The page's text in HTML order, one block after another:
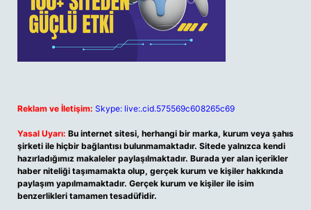
Reklam ve İletişim: Skype: live:.cid.575569c608265c69
Yasal Uyarı: Bu internet sitesi, herhangi bir marka, kurum veya şahıs
şirketi ile hiçbir bağlantısı bulunmamaktadır. Sitede yalnızca kendi
hazırladığımız makaleler paylaşılmaktadır. Burada yer alan içerikler
haber niteliği taşımamakta olup, gerçek kurum ve kişiler hakkında
paylaşım yapılmamaktadır. Gerçek kurum ve kişiler ile isim
benzerlikleri tamamen tesadüfidir.